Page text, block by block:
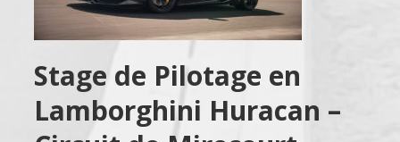
Stage de Pilotage en
Lamborghini Huracan –